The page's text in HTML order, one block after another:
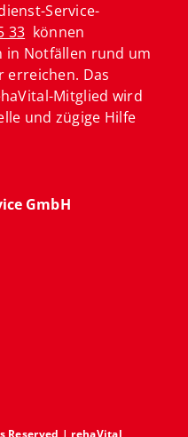
Service-
33 können
in Notfällen rund um
erreichen. Das
Mitglied wird
und zügige Hilfe
GmbH